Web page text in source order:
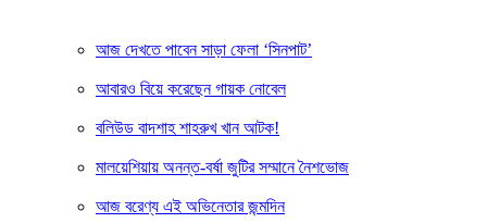
আজ দেখতে পাবেন সাড়া ফেলা ‘সিনপাট’
আবারও বিয়ে করেছেন গায়ক নোবেল
বলিউড বাদশাহ শাহরুখ খান আটক!
মালয়েশিয়ায় অনন্ত-বর্ষা জুটির সম্মানে নৈশভোজ
আজ বরেণ্য এই অভিনেতার জন্মদিন